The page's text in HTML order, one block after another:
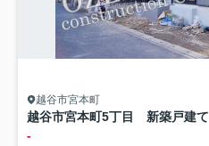
越谷市宮本町
越谷市宮本町5丁目 新築戸建て
-